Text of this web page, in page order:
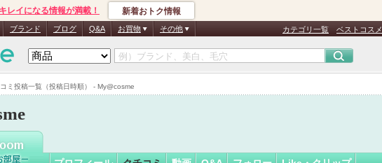
ミ投稿一覧（投稿日時順） - My@cosme
レイになる情報が満載！ 新着おトク情報
ブランド ブログ Q&A お買物 その他 カテゴリ一覧 ベストコスメ
ゃんこさん
認
証